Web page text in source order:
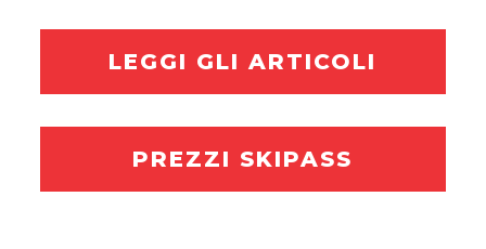
LEGGI GLI ARTICOLI
PREZZI SKIPASS